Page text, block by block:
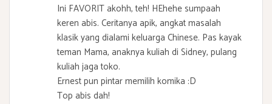
Ini FAVORIT akohh, teh! HEhehe sumpaah
keren abis. Ceritanya apik, angkat masalah
klasik yang dialami keluarga Chinese. Pas kayak
teman Mama, anaknya kuliah di Sidney, pulang
kuliah jaga toko.
Ernest pun pintar memilih komika :D
Top abis dah!